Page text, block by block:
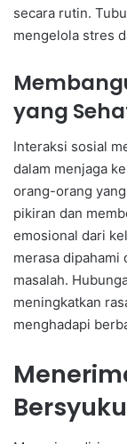
secara rutin.
mengelola stres
yang
Interaksi sosial
dalam menjaga
orang-orang
pikiran dan
emosional dari
merasa dipahami
masalah.
meningkatkan
menghadapi